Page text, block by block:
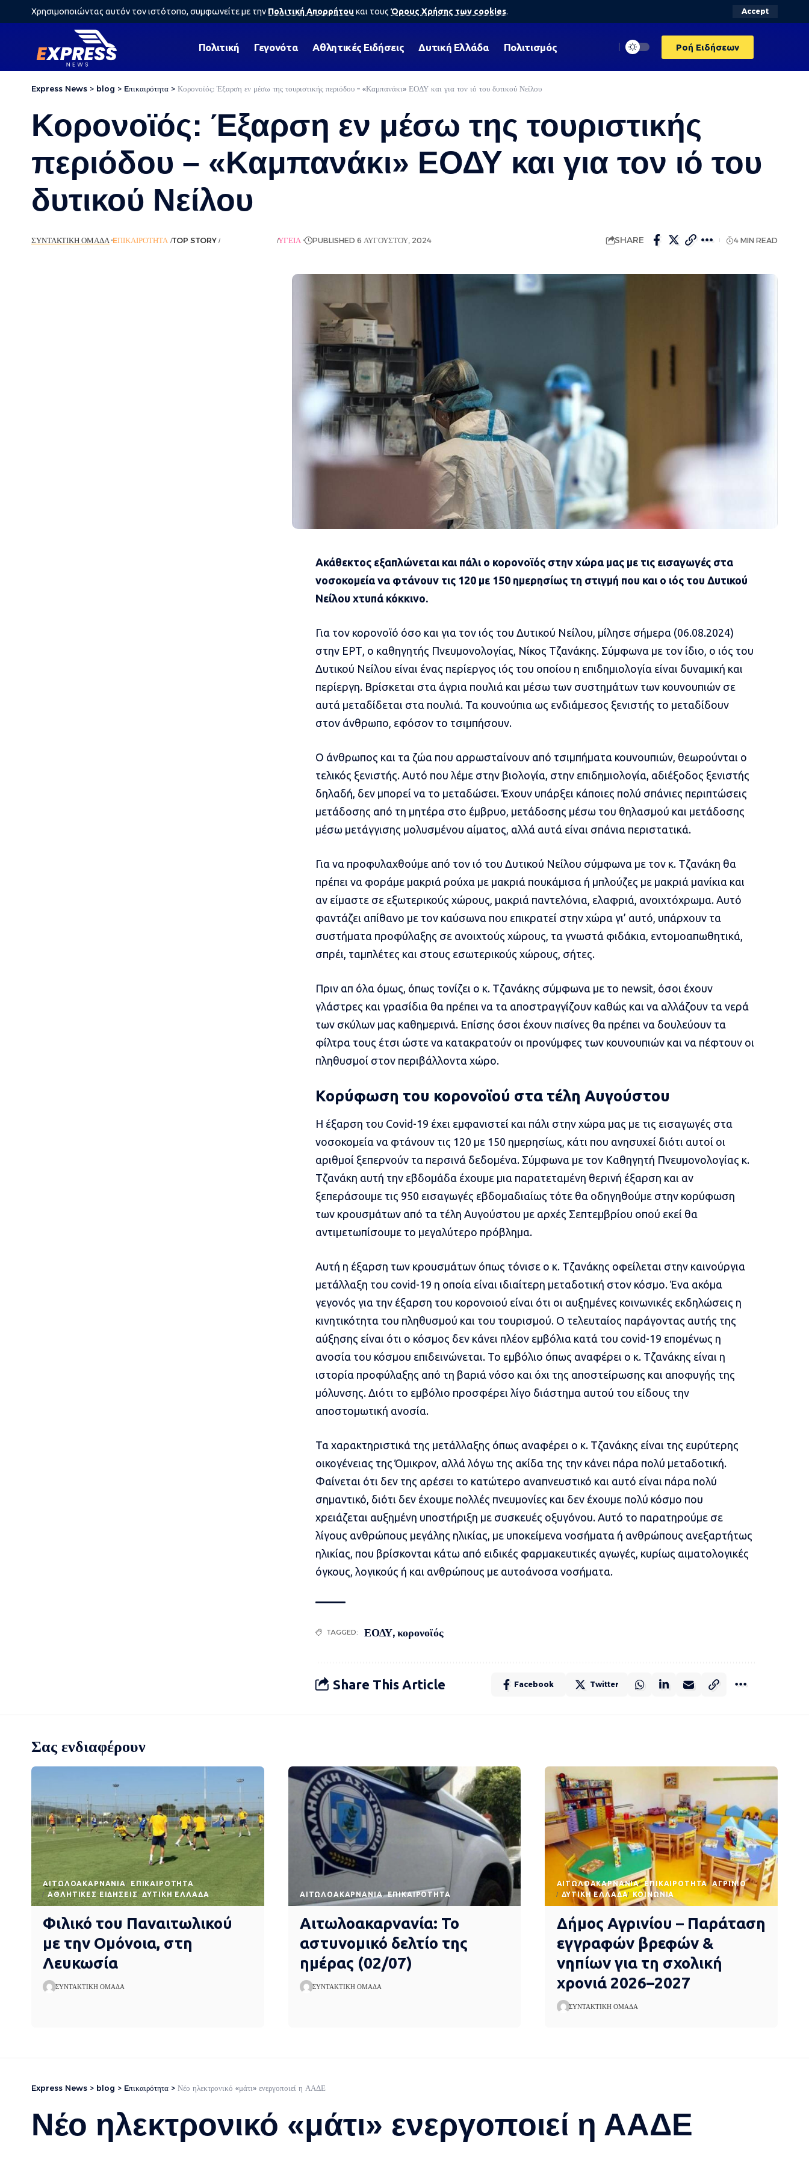
Χρησιμοποιώντας αυτόν τον ιστότοπο, συμφωνείτε με την Πολιτική Απορρήτου και τους Όρους Χρήσης των cookies. Accept
Πολιτική Γεγονότα Αθλητικές Ειδήσεις Δυτική Ελλάδα Πολιτισμός Ροή Ειδήσεων
Express News > blog > Eπικαιρότητα > Κορονοϊός: Έξαρση εν μέσω της τουριστικής περιόδου – «Καμπανάκι» ΕΟΔΥ και για τον ιό του δυτικού Νείλου
Κορονοϊός: Έξαρση εν μέσω της τουριστικής
περιόδου – «Καμπανάκι» ΕΟΔΥ και για τον ιό του
δυτικού Νείλου
ΣΥΝΤΑΚΤΙΚΉ ΟΜΆΔΑ EΠΙΚΑΙΡΌΤΗΤΑ TOP STORY ΡΟΉ ΕΙΔΉΣΕΩΝ ΥΓΕΊΑ PUBLISHED 6 ΑΥΓΟΎΣΤΟΥ, 2024 SHARE 4 MIN READ
Ακάθεκτος εξαπλώνεται και πάλι ο κορονοϊός στην χώρα μας με τις εισαγωγές στα
νοσοκομεία να φτάνουν τις 120 με 150 ημερησίως τη στιγμή που και ο ιός του Δυτικού
Νείλου χτυπά κόκκινο.
Για τον κορονοϊό όσο και για τον ιός του Δυτικού Νείλου, μίλησε σήμερα (06.08.2024)
στην ΕΡΤ, ο καθηγητής Πνευμονολογίας, Νίκος Τζανάκης. Σύμφωνα με τον ίδιο, ο ιός του
Δυτικού Νείλου είναι ένας περίεργος ιός του οποίου η επιδημιολογία είναι δυναμική και
περίεργη. Βρίσκεται στα άγρια πουλιά και μέσω των συστημάτων των κουνουπιών σε
αυτά μεταδίδεται στα πουλιά. Τα κουνούπια ως ενδιάμεσος ξενιστής το μεταδίδουν
στον άνθρωπο, εφόσον το τσιμπήσουν.
Ο άνθρωπος και τα ζώα που αρρωσταίνουν από τσιμπήματα κουνουπιών, θεωρούνται ο
τελικός ξενιστής. Αυτό που λέμε στην βιολογία, στην επιδημιολογία, αδιέξοδος ξενιστής
δηλαδή, δεν μπορεί να το μεταδώσει. Έχουν υπάρξει κάποιες πολύ σπάνιες περιπτώσεις
μετάδοσης από τη μητέρα στο έμβρυο, μετάδοσης μέσω του θηλασμού και μετάδοσης
μέσω μετάγγισης μολυσμένου αίματος, αλλά αυτά είναι σπάνια περιστατικά.
Για να προφυλαχθούμε από τον ιό του Δυτικού Νείλου σύμφωνα με τον κ. Τζανάκη θα
πρέπει να φοράμε μακριά ρούχα με μακριά πουκάμισα ή μπλούζες με μακριά μανίκια και
αν είμαστε σε εξωτερικούς χώρους, μακριά παντελόνια, ελαφριά, ανοιχτόχρωμα. Αυτό
φαντάζει απίθανο με τον καύσωνα που επικρατεί στην χώρα γι’ αυτό, υπάρχουν τα
συστήματα προφύλαξης σε ανοιχτούς χώρους, τα γνωστά φιδάκια, εντομοαπωθητικά,
σπρέι, ταμπλέτες και στους εσωτερικούς χώρους, σήτες.
Πριν απ όλα όμως, όπως τονίζει ο κ. Τζανάκης σύμφωνα με το newsit, όσοι έχουν
γλάστρες και γρασίδια θα πρέπει να τα αποστραγγίζουν καθώς και να αλλάζουν τα νερά
των σκύλων μας καθημερινά. Επίσης όσοι έχουν πισίνες θα πρέπει να δουλεύουν τα
φίλτρα τους έτσι ώστε να κατακρατούν οι προνύμφες των κουνουπιών και να πέφτουν οι
πληθυσμοί στον περιβάλλοντα χώρο.
Κορύφωση του κορονοϊού στα τέλη Αυγούστου
Η έξαρση του Covid-19 έχει εμφανιστεί και πάλι στην χώρα μας με τις εισαγωγές στα
νοσοκομεία να φτάνουν τις 120 με 150 ημερησίως, κάτι που ανησυχεί διότι αυτοί οι
αριθμοί ξεπερνούν τα περσινά δεδομένα. Σύμφωνα με τον Καθηγητή Πνευμονολογίας κ.
Τζανάκη αυτή την εβδομάδα έχουμε μια παρατεταμένη θερινή έξαρση και αν
ξεπεράσουμε τις 950 εισαγωγές εβδομαδιαίως τότε θα οδηγηθούμε στην κορύφωση
των κρουσμάτων από τα τέλη Αυγούστου με αρχές Σεπτεμβρίου οπού εκεί θα
αντιμετωπίσουμε το μεγαλύτερο πρόβλημα.
Αυτή η έξαρση των κρουσμάτων όπως τόνισε ο κ. Τζανάκης οφείλεται στην καινούργια
μετάλλαξη του covid-19 η οποία είναι ιδιαίτερη μεταδοτική στον κόσμο. Ένα ακόμα
γεγονός για την έξαρση του κορονοιού είναι ότι οι αυξημένες κοινωνικές εκδηλώσεις η
κινητικότητα του πληθυσμού και του τουρισμού. Ο τελευταίος παράγοντας αυτής της
αύξησης είναι ότι ο κόσμος δεν κάνει πλέον εμβόλια κατά του covid-19 επομένως η
ανοσία του κόσμου επιδεινώνεται. Το εμβόλιο όπως αναφέρει ο κ. Τζανάκης είναι η
ιστορία προφύλαξης από τη βαριά νόσο και όχι της αποστείρωσης και αποφυγής της
μόλυνσης. Διότι το εμβόλιο προσφέρει λίγο διάστημα αυτού του είδους την
αποστομωτική ανοσία.
Τα χαρακτηριστικά της μετάλλαξης όπως αναφέρει ο κ. Τζανάκης είναι της ευρύτερης
οικογένειας της Όμικρον, αλλά λόγω της ακίδα της την κάνει πάρα πολύ μεταδοτική.
Φαίνεται ότι δεν της αρέσει το κατώτερο αναπνευστικό και αυτό είναι πάρα πολύ
σημαντικό, διότι δεν έχουμε πολλές πνευμονίες και δεν έχουμε πολύ κόσμο που
χρειάζεται αυξημένη υποστήριξη με συσκευές οξυγόνου. Αυτό το παρατηρούμε σε
λίγους ανθρώπους μεγάλης ηλικίας, με υποκείμενα νοσήματα ή ανθρώπους ανεξαρτήτως
ηλικίας, που βρίσκονται κάτω από ειδικές φαρμακευτικές αγωγές, κυρίως αιματολογικές
όγκους, λογικούς ή και ανθρώπους με αυτοάνοσα νοσήματα.
TAGGED: ΕΟΔΥ,κορονοϊός
Share This Article Facebook Twitter
Σας ενδιαφέρουν
AΙΤΩΛΟΑΚΑΡΝΑΝΊΑ
EΠΙΚΑΙΡΌΤΗΤΑ
ΑΘΛΗΤΙΚΈΣ ΕΙΔΉΣΕΙΣ
ΔΥΤΙΚΉ ΕΛΛΆΔΑ
Φιλικό του Παναιτωλικού
με την Ομόνοια, στη
Λευκωσία
ΣΥΝΤΑΚΤΙΚΉ ΟΜΆΔΑ
AΙΤΩΛΟΑΚΑΡΝΑΝΊΑ EΠΙΚΑΙΡΌΤΗΤΑ
Αιτωλοακαρνανία: Το
αστυνομικό δελτίο της
ημέρας (02/07)
ΣΥΝΤΑΚΤΙΚΉ ΟΜΆΔΑ
AΙΤΩΛΟΑΚΑΡΝΑΝΊΑ EΠΙΚΑΙΡΌΤΗΤΑ
ΑΓΡΊΝΙΟ
ΔΥΤΙΚΉ ΕΛΛΆΔΑ
ΚΟΙΝΩΝΊΑ
Δήμος Αγρινίου – Παράταση
εγγραφών βρεφών &
νηπίων για τη σχολική
χρονιά 2026–2027
ΣΥΝΤΑΚΤΙΚΉ ΟΜΆΔΑ
Express News > blog > Eπικαιρότητα > Νέο ηλεκτρονικό «μάτι» ενεργοποιεί η ΑΑΔΕ
Νέο ηλεκτρονικό «μάτι» ενεργοποιεί η ΑΑΔΕ